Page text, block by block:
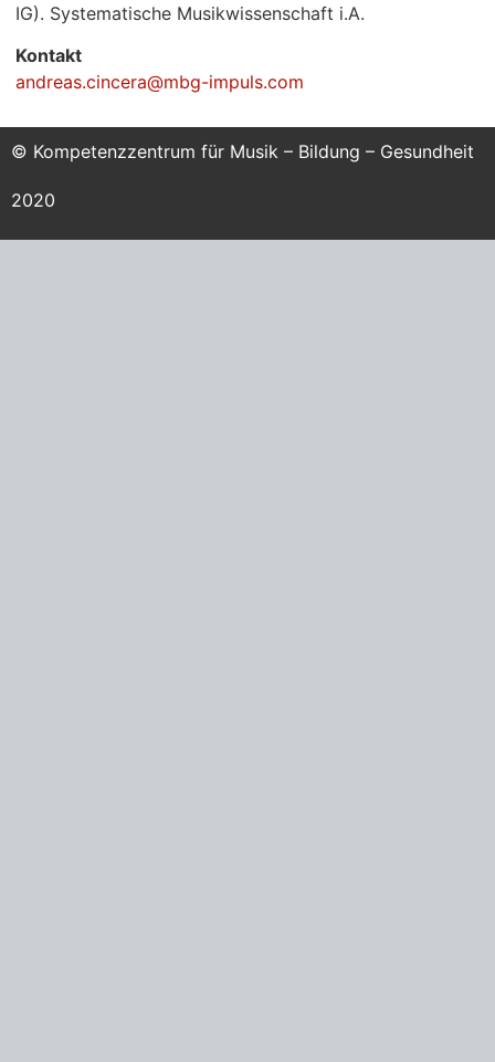
IG). Systematische Musikwissenschaft i.A.
Kontakt
andreas.cincera@mbg-impuls.com
© Kompetenzzentrum für Musik – Bildung – Gesundheit
2020